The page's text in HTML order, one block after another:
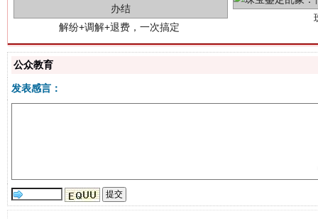
公众教育
发表感言：